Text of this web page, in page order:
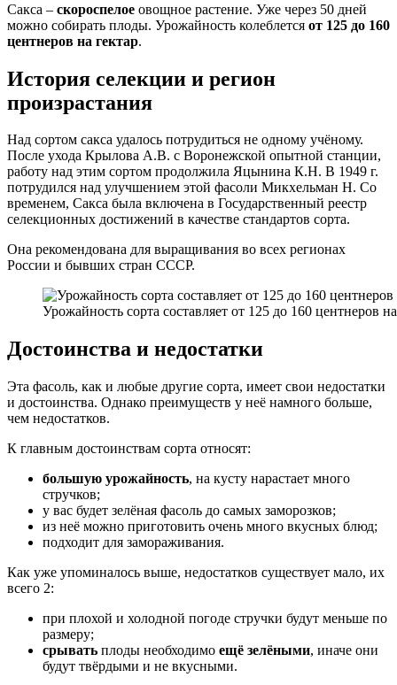
Сакса – скороспелое овощное растение. Уже через 50 дней
можно собирать плоды. Урожайность колеблется от 125 до 160
центнеров на гектар.
История селекции и регион
произрастания
Над сортом сакса удалось потрудиться не одному учёному.
После ухода Крылова А.В. с Воронежской опытной станции,
работу над этим сортом продолжила Яцынина К.Н. В 1949 г.
потрудился над улучшением этой фасоли Микхельман Н. Со
временем, Сакса была включена в Государственный реестр
селекционных достижений в качестве стандартов сорта.
Она рекомендована для выращивания во всех регионах
России и бывших стран СССР.
Урожайность сорта составляет от 125 до 160 центнеров
Достоинства и недостатки
Эта фасоль, как и любые другие сорта, имеет свои недостатки
и достоинства. Однако преимуществ у неё намного больше,
чем недостатков.
К главным достоинствам сорта относят:
большую урожайность, на кусту нарастает много
стручков;
у вас будет зелёная фасоль до самых заморозков;
из неё можно приготовить очень много вкусных блюд;
подходит для замораживания.
Как уже упоминалось выше, недостатков существует мало, их
всего 2:
при плохой и холодной погоде стручки будут меньше по
размеру;
срывать плоды необходимо ещё зелёными, иначе они
будут твёрдыми и не вкусными.